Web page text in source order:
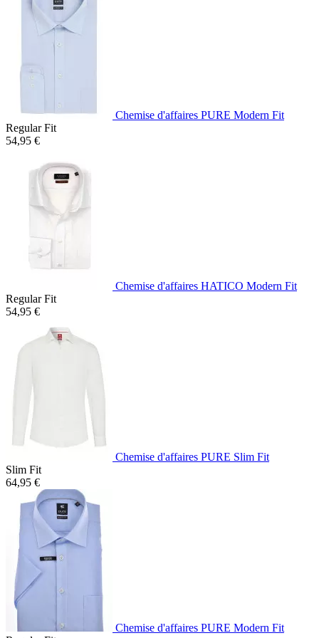
Chemise d'affaires PURE Modern Fit
Regular Fit
54,95 €
Chemise d'affaires HATICO Modern Fit
Regular Fit
54,95 €
Chemise d'affaires PURE Slim Fit
Slim Fit
64,95 €
Chemise d'affaires PURE Modern Fit